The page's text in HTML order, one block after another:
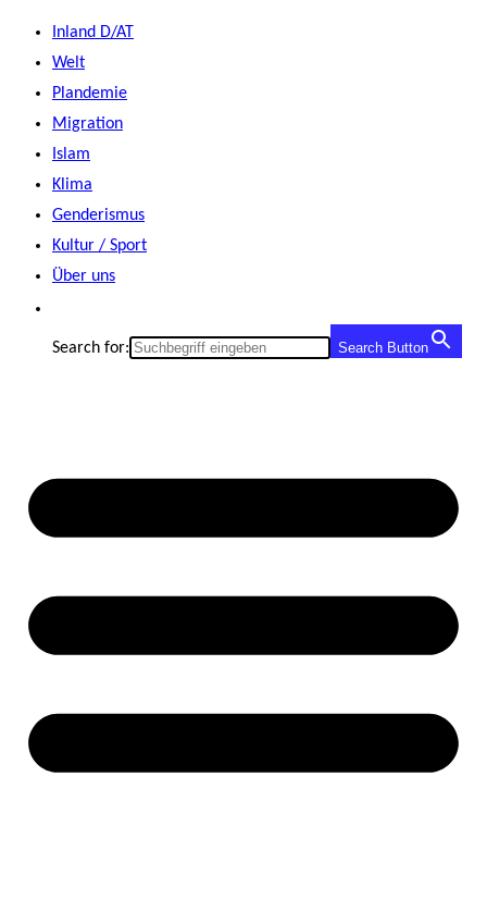
Zum
Inhalt
springen
Inland D/AT
Welt
Plandemie
Migration
Islam
Klima
Genderismus
Kultur / Sport
Über uns
Search for: Search Button